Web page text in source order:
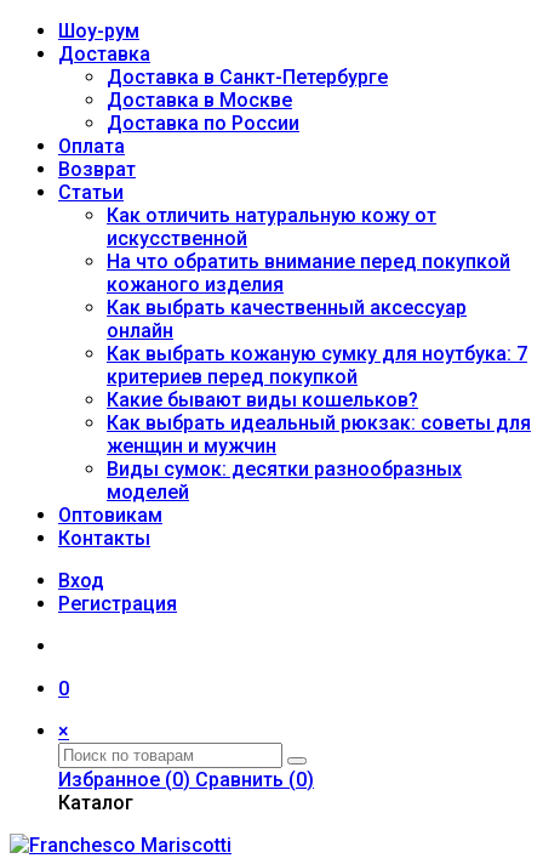
Шоу-рум
Доставка
Доставка в Санкт-Петербурге
Доставка в Москве
Доставка по России
Оплата
Возврат
Статьи
Как отличить натуральную кожу от
искусственной
На что обратить внимание перед покупкой
кожаного изделия
Как выбрать качественный аксессуар
онлайн
Как выбрать кожаную сумку для ноутбука: 7
критериев перед покупкой
Какие бывают виды кошельков?
Как выбрать идеальный рюкзак: советы для
женщин и мужчин
Виды сумок: десятки разнообразных
моделей
Оптовикам
Контакты
Вход
Регистрация
0
×
Избранное (0) Сравнить (0)
Каталог